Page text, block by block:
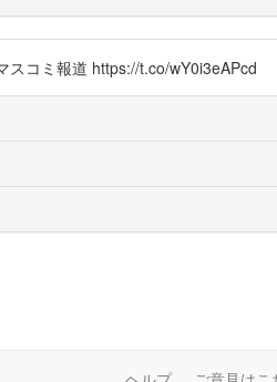
コミ報道 https://t.co/wY0i3eAPcd